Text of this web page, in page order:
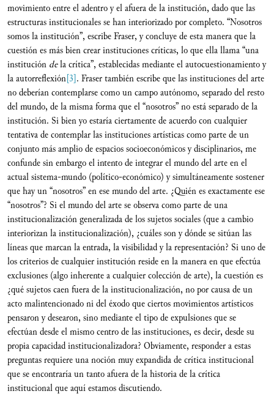
movimiento entre el adentro y el afuera de la institución, dado que las
estructuras institucionales se han interiorizado por completo. “Nosotros
somos la institución”, escribe Fraser, y concluye de esta manera que la
cuestión es más bien crear instituciones críticas, lo que ella llama “una
institución dela crítica”, establecidas mediante el autocuestionamiento y
la autorreflexión[3]. Fraser también escribe que las instituciones del arte
no deberían contemplarse como un campo autónomo, separado del resto
del mundo, de la misma forma que el “nosotros” no está separado de la
institución. Si bien yo estaría ciertamente de acuerdo con cualquier
tentativa de contemplar las instituciones artísticas como parte de un
conjunto más amplio de espacios socioeconómicos y disciplinarios, me
confunde sin embargo el intento de integrar el mundo del arte en el
actual sistema-mundo (político-económico) y simultáneamente sostener
que hay un “nosotros” en ese mundo del arte. ¿Quién es exactamente ese
“nosotros”? Si el mundo del arte se observa como parte de una
institucionalización generalizada de los sujetos sociales (que a cambio
interiorizan la institucionalización), ¿cuáles son y dónde se sitúan las
líneas que marcan la entrada, la visibilidad y la representación? Si uno de
los criterios de cualquier institución reside en la manera en que efectúa
exclusiones (algo inherente a cualquier colección de arte), la cuestión es
¿qué sujetos caen fuera de la institucionalización, no por causa de un
acto malintencionado ni del éxodo que ciertos movimientos artísticos
pensaron y desearon, sino mediante el tipo de expulsiones que se
efectúan desde el mismo centro de las instituciones, es decir, desde su
propia capacidad institucionalizadora? Obviamente, responder a estas
preguntas requiere una noción muy expandida de crítica institucional
que se encontraría un tanto afuera de la historia de la crítica
institucional que aquí estamos discutiendo.